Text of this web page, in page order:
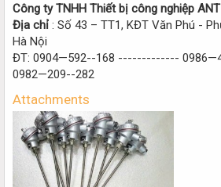
Công ty TNHH Thiết bị công nghiệp
Địa chỉ : Số 43 – TT1, KĐT Văn Phú -
Hà Nội
ĐT: 0904—592--168 -------------
0982—209--282
Attachments